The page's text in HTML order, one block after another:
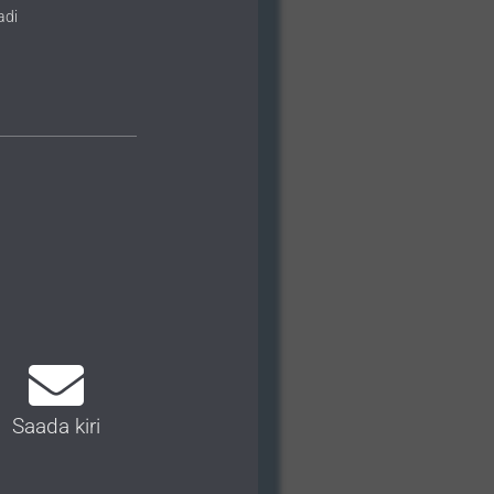
Saada kiri